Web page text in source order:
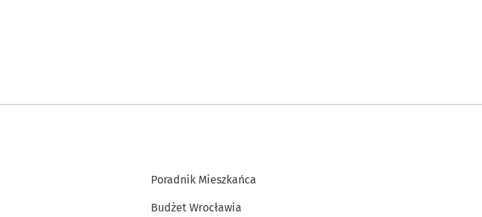
Poradnik Mieszkańca
Budżet Wrocławia